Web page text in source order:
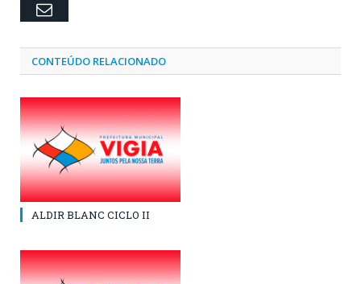
Email
CONTEÚDO RELACIONADO
ALDIR BLANC CICLO II